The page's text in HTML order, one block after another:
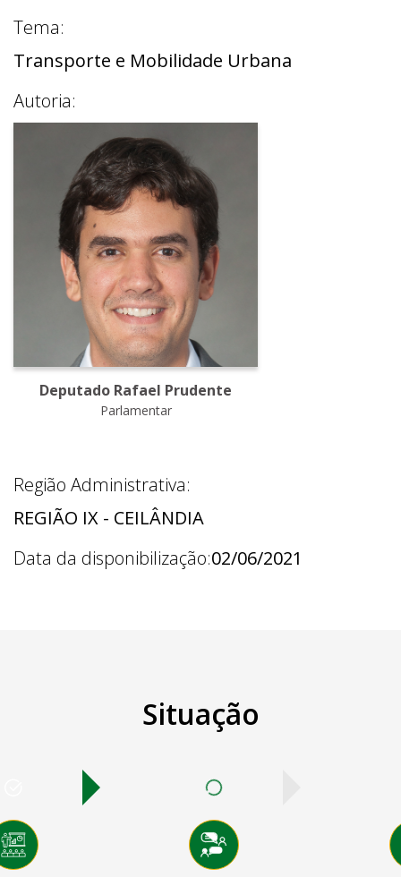
Tema:
Transporte e Mobilidade Urbana
Autoria:
Deputado Rafael Prudente
Parlamentar
Região Administrativa:
REGIÃO IX - CEILÂNDIA
Data da disponibilização:02/06/2021
Situação